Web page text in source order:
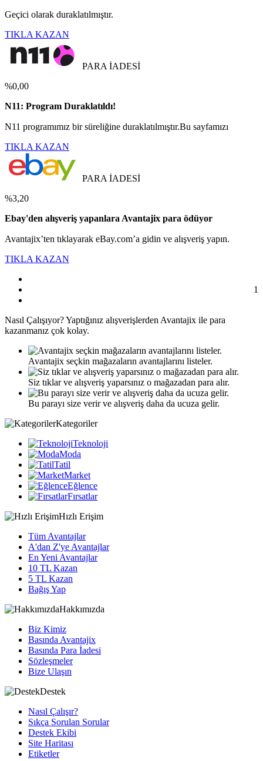
Geçici olarak duraklatılmıştır.
TIKLA KAZAN
PARA İADESİ
%0,00
N11: Program Duraklatıldı!
N11 programımız bir süreliğine duraklatılmıştır.Bu sayfamızı
TIKLA KAZAN
PARA İADESİ
%3,20
Ebay'den alışveriş yapanlara Avantajix para ödüyor
Avantajix’ten tıklayarak eBay.com’a gidin ve alışveriş yapın.
TIKLA KAZAN
1
Nasıl Çalışıyor?Yaptığınız alışverişlerden Avantajix ile para
kazanmanız çok kolay.
Avantajix seçkin mağazaların avantajlarını listeler.
Siz tıklar ve alışveriş yaparsınız o mağazadan para alır.
Bu parayı size verir ve alışveriş daha da ucuza gelir.
Kategoriler
Teknoloji
Moda
Tatil
Market
Eğlence
Fırsatlar
Hızlı Erişim
Tüm Avantajlar
A'dan Z'ye Avantajlar
En Yeni Avantajlar
10 TL Kazan
5 TL Kazan
Bağış Yap
Hakkımızda
Biz Kimiz
Basında Avantajix
Basında Para İadesi
Sözleşmeler
Bize Ulaşın
Destek
Nasıl Çalışır?
Sıkça Sorulan Sorular
Destek Ekibi
Site Haritası
Etiketler